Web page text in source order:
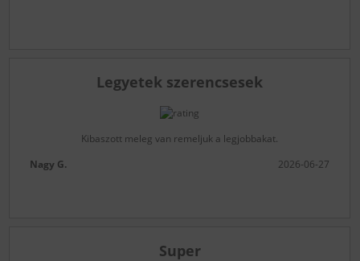
Legyetek szerencsesek
Kibaszott meleg van remeljuk a legjobbakat.
Nagy G.
2026-06-27
Super